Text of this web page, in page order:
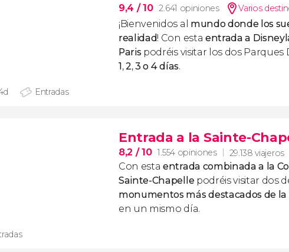
9,4 / 10 2.641 opiniones Varios
¡Bienvenidos al mundo donde los
realidad! Con esta entrada a
Parispodréis visitar los dos Parques
1,2,3 o 4 días.
Entradas
Entrada a la Sainte-
8,2 / 10 1.554 opiniones 29.138 viajeros
Con estaentrada combinada a la
Sainte-Chapelle podréis visitar dos
monumentos más destacados de la
en un mismo día.